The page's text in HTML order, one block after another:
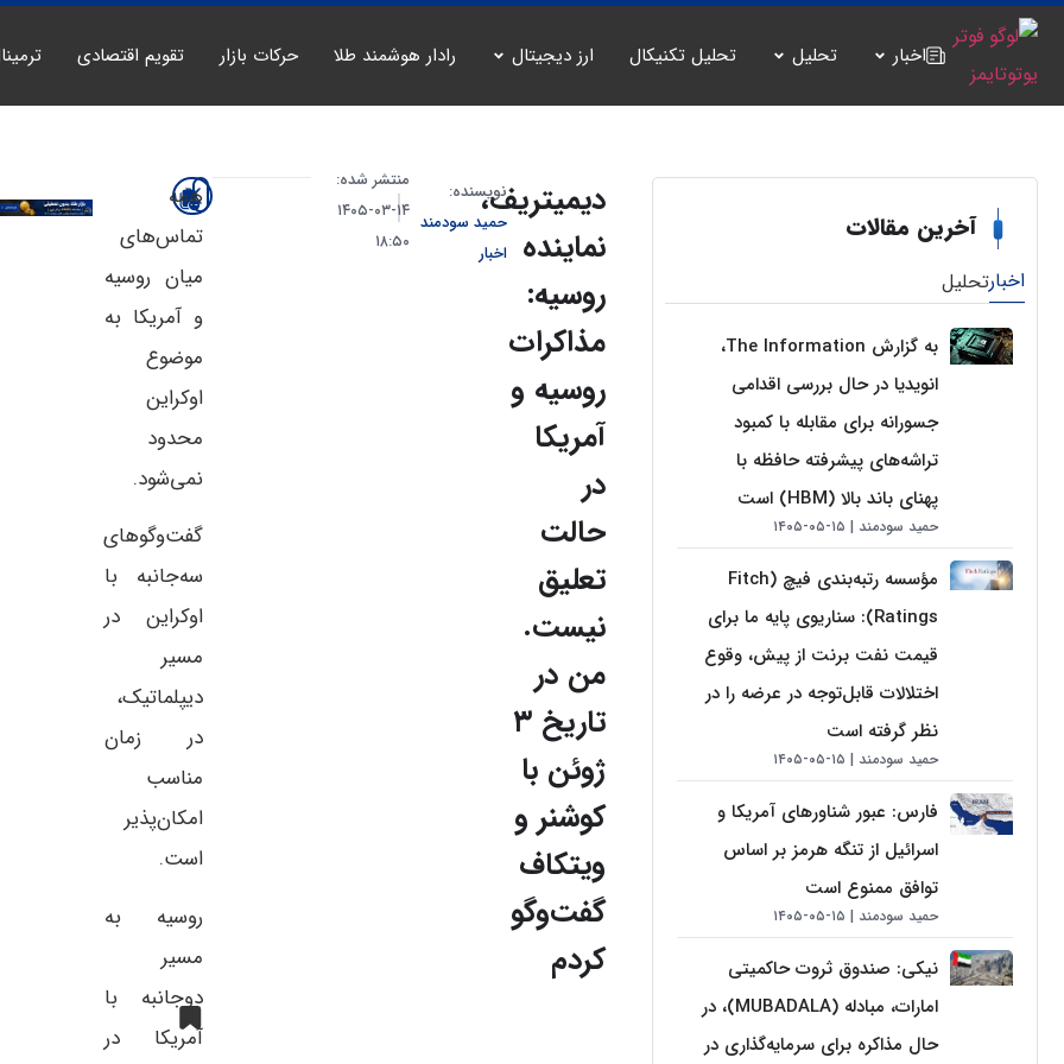
اخبار تحلیل تحلیل تکنیکال ارز دیجیتال رادار هوشمند طلا حرکات بازار تقویم اقتصادی
آخرین مقالات
اخبارتحلیل
به گزارش The Information،
انویدیا در حال بررسی اقدامی
جسورانه برای مقابله با کمبود
تراشه‌های پیشرفته حافظه با
پهنای باند بالا (HBM) است
حمید سودمند ۱۵-۰۵-۱۴۰۵
مؤسسه رتبه‌بندی فیچ (Fitch
Ratings): سناریوی پایه ما برای
قیمت نفت برنت از پیش، وقوع
اختلالات قابل‌توجه در عرضه را در
نظر گرفته است
حمید سودمند ۱۵-۰۵-۱۴۰۵
فارس: عبور شناورهای آمریکا و
اسرائیل از تنگه هرمز بر اساس
توافق ممنوع است
حمید سودمند ۱۵-۰۵-۱۴۰۵
نیکی: صندوق ثروت حاکمیتی
امارات، مبادله (MUBADALA)، در
حال مذاکره برای سرمایه‌گذاری در
دیمیتریف،
نماینده
روسیه:
مذاکرات
روسیه و
آمریکا
در
حالت
تعلیق
نیست.
من در
تاریخ ۳
ژوئن با
کوشنر و
ویتکاف
گفت‌وگو
کردم
نویسنده:
حمید سودمند
اخبار
منتشر شده:
۱۴-۰۳-۱۴۰۵
۱۸:۵۰
همه
تماس‌های
میان روسیه
و آمریکا به
موضوع
اوکراین
محدود
نمی‌شود.
گفت‌وگوهای
سه‌جانبه با
اوکراین در
مسیر
دیپلماتیک،
در زمان
مناسب
امکان‌پذیر
است.
روسیه به
مسیر
دوجانبه با
آمریکا در